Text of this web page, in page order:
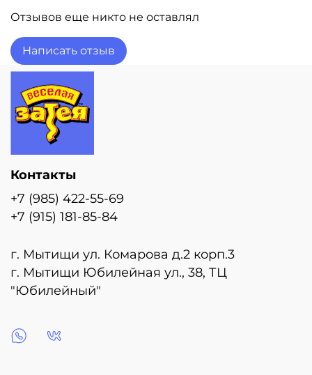
Отзывов еще никто не оставлял
Написать отзыв
Контакты
+7 (985) 422-55-69
+7 (915) 181-85-84
г. Мытищи ул. Комарова д.2 корп.3
г. Мытищи Юбилейная ул., 38, ТЦ
"Юбилейный"